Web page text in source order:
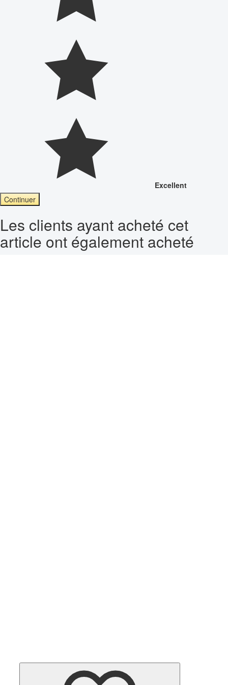
Excellent
Continuer
Les clients ayant acheté cet
article ont également acheté